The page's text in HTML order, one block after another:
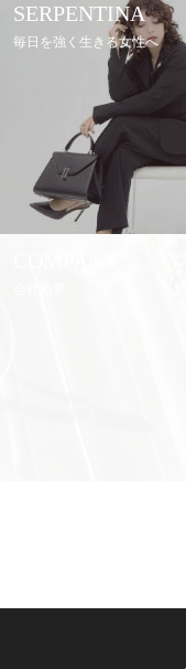
SERPENTINA
毎日を強く生きる女性へ